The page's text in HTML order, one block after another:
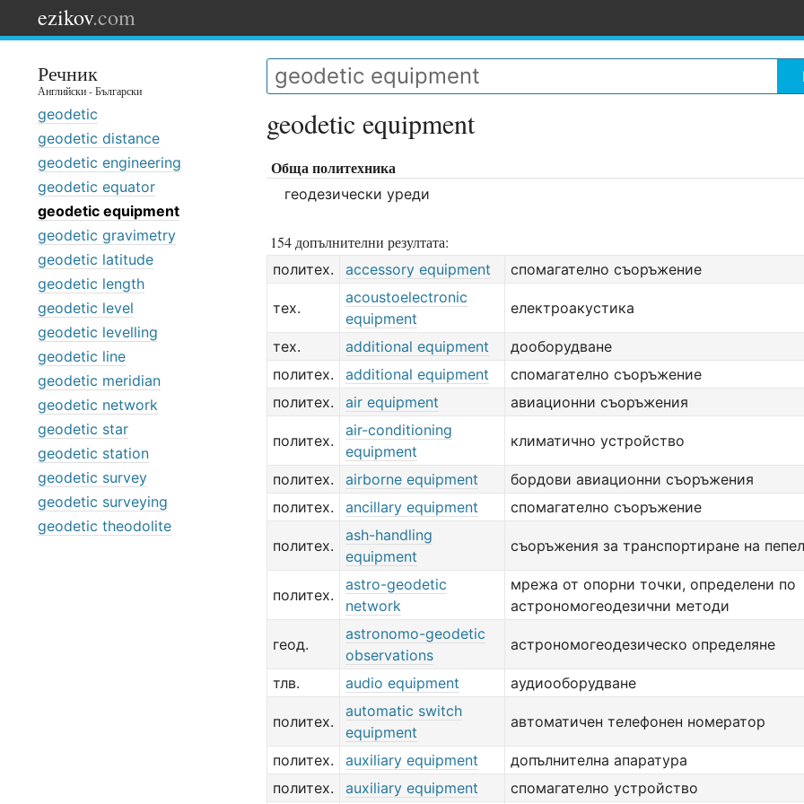
ezikov.com
Речник
Английски - Български
geodetic
geodetic distance
geodetic engineering
geodetic equator
geodetic equipment
geodetic gravimetry
geodetic latitude
geodetic length
geodetic level
geodetic levelling
geodetic line
geodetic meridian
geodetic network
geodetic star
geodetic station
geodetic survey
geodetic surveying
geodetic theodolite
geodetic equipment
Обща политехника
геодезически уреди
154 допълнителни резултата:
политех. accessory equipment спомагателно съоръжение
тех.
acoustoelectronic
equipment
електроакустика
тех. additional equipment
дооборудване
политех.
additional equipment
спомагателно съоръжение
политех.
air equipment авиационни съоръжения
политех.
air-conditioning
equipment
климатично устройство
политех. airborne equipment
бордови авиационни съоръжения
политех.
ancillary equipment спомагателно съоръжение
политех.
ash-handling
equipment
съоръжения за транспортиране на пепел
политех.
astro-geodetic
network
мрежа от опорни точки, определени по
астрономогеодезични методи
геод.
astronomo-geodetic
observations
астрономогеодезическо определяне
тлв. audio equipment аудиооборудване
политех.
automatic switch
equipment
автоматичен телефонен номератор
политех. auxiliary equipment
допълнителна апаратура
политех.
auxiliary equipment спомагателно устройство